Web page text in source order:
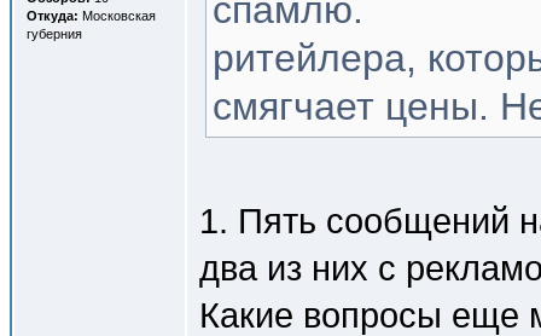
Откуда: Московская
губерния
спамлю.
ритейлера,
смягчает цены.
1. Пять сообщений
два из них с
Какие вопросы еще